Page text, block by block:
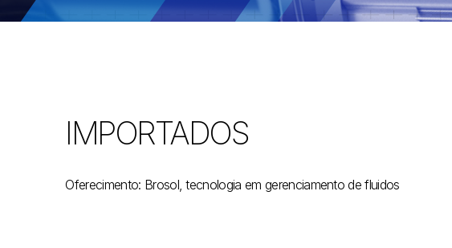
IMPORTADOS
Oferecimento: Brosol, tecnologia em gerenciamento de fluidos